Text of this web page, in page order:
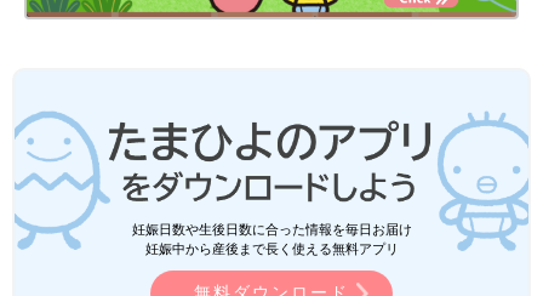
妊娠日数や生後日数に合った情報を毎日お届け
妊娠中から産後まで長く使える無料アプリ